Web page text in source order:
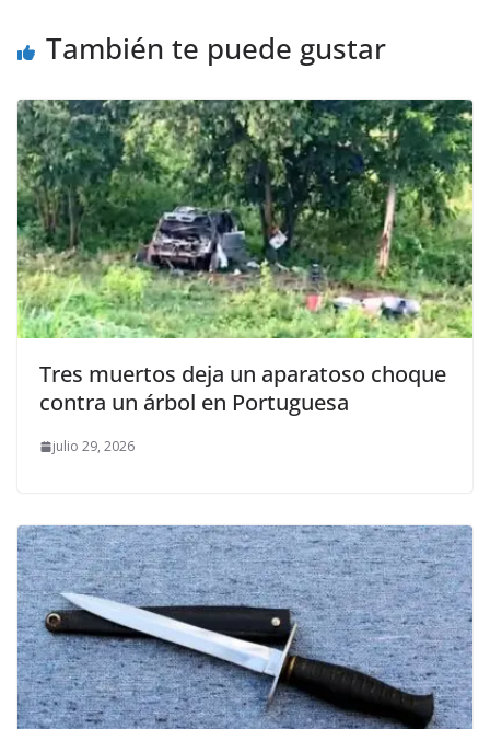
También te puede gustar
Tres muertos deja un aparatoso choque
contra un árbol en Portuguesa
julio 29, 2026